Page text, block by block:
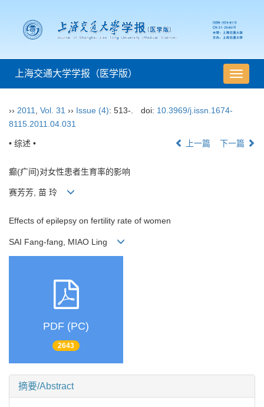
导
航
上海交通大学学报（医学版）
›› 2011 Vol. 31 ›› Issue (4): 513-. doi: 10.3969/j.issn.1674-
8115.2011.04.031
• 综述 • 上一篇 下一篇
癫(疒间)对女性患者生育率的影响
赛芳芳, 苗 玲
Effects of epilepsy on fertility rate of women
SAI Fang-fang, MIAO Ling
PDF (PC)
2643
摘要/Abstract